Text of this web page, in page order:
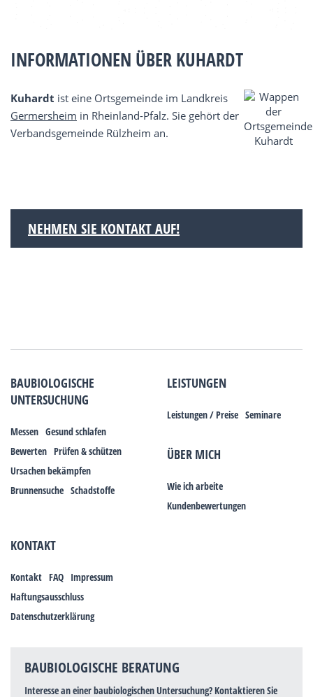
INFORMATIONEN ÜBER KUHARDT
Kuhardt ist eine Ortsgemeinde im Landkreis
Germersheim in Rheinland-Pfalz. Sie gehört der
Verbandsgemeinde Rülzheim an.
NEHMEN SIE KONTAKT AUF!
BAUBIOLOGISCHE
UNTERSUCHUNG
Messen Gesund schlafen
Bewerten Prüfen & schützen
Ursachen bekämpfen
Brunnensuche Schadstoffe
LEISTUNGEN
Leistungen / Preise Seminare
ÜBER MICH
Wie ich arbeite
Kundenbewertungen
KONTAKT
Kontakt FAQ Impressum
Haftungsausschluss
Datenschutzerklärung
BAUBIOLOGISCHE BERATUNG
Interesse an einer baubiologischen Untersuchung? Kontaktieren Sie